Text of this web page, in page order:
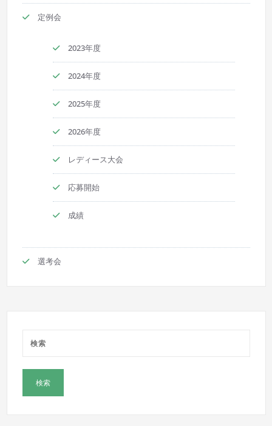
定例会
2023年度
2024年度
2025年度
2026年度
レディース大会
応募開始
成績
選考会